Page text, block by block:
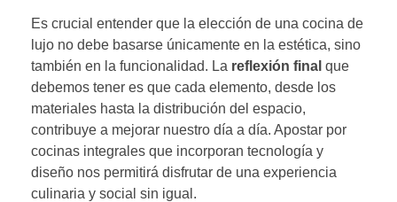
Es crucial entender que la elección de una cocina de
lujo no debe basarse únicamente en la estética, sino
también en la funcionalidad. La reflexión final que
debemos tener es que cada elemento, desde los
materiales hasta la distribución del espacio,
contribuye a mejorar nuestro día a día. Apostar por
cocinas integrales que incorporan tecnología y
diseño nos permitirá disfrutar de una experiencia
culinaria y social sin igual.